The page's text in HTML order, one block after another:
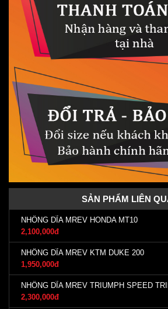
SẢN PHẨM LIÊN
NHÔNG DĨA MREV HONDA MT10
2,100,000đ
NHÔNG DĨA MREV KTM DUKE 200
1,950,000đ
NHÔNG DĨA MREV TRIUMPH SPEED
2,300,000đ